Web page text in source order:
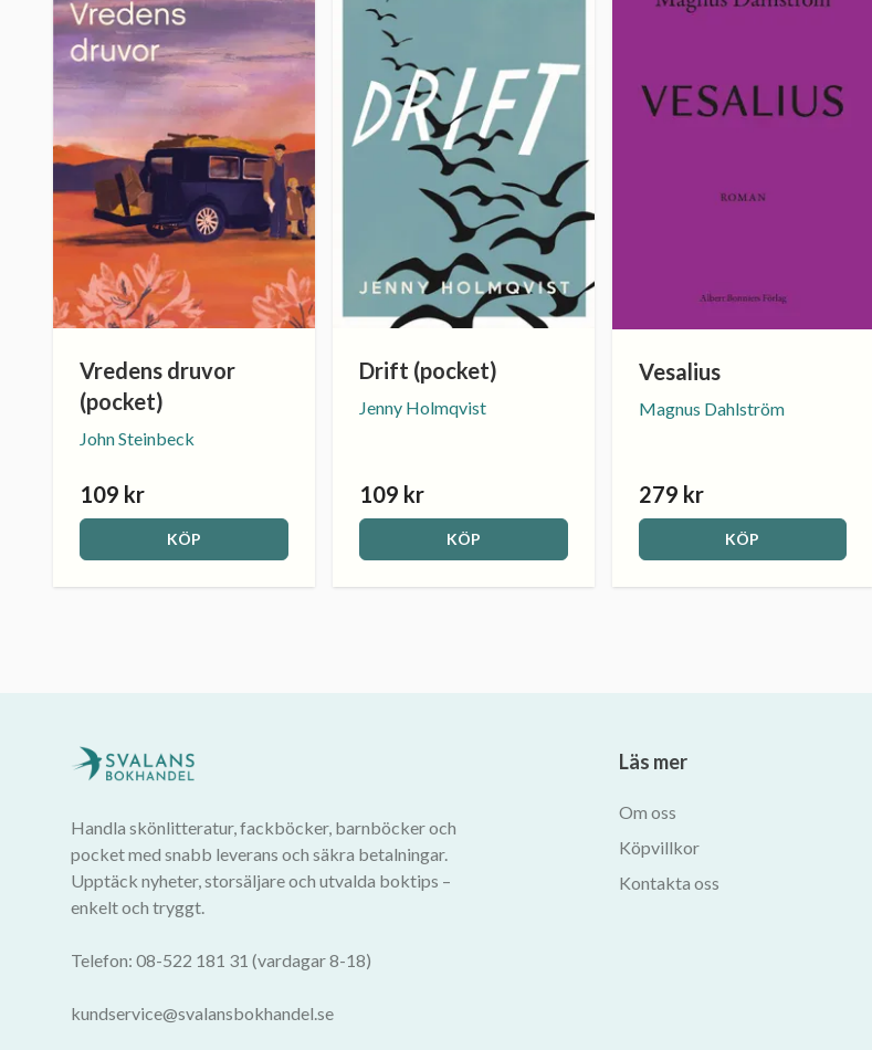
Vredens druvor
(pocket)
John Steinbeck
109 kr
KÖP
Drift (pocket)
Jenny Holmqvist
109 kr
KÖP
Vesalius
Magnus Dahlström
279 kr
KÖP
Handla skönlitteratur, fackböcker, barnböcker och
pocket med snabb leverans och säkra betalningar.
Upptäck nyheter, storsäljare och utvalda boktips –
enkelt och tryggt.
Telefon: 08-522 181 31 (vardagar 8-18)
kundservice@svalansbokhandel.se
Läs mer
Om oss
Köpvillkor
Kontakta oss